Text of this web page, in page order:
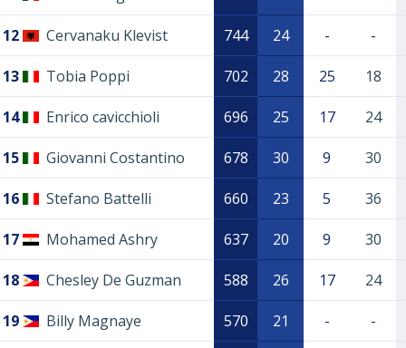
12 Cervanaku Klevist 744 24 - -
13 Tobia Poppi 702 28 25 18
14 Enrico cavicchioli 696 25 17 24
15 Giovanni Costantino 678 30 9 30
16 Stefano Battelli 660 23 5 36
17 Mohamed Ashry 637 20 9 30
18 Chesley De Guzman 588 26 17 24
19 Billy Magnaye 570 21 - -